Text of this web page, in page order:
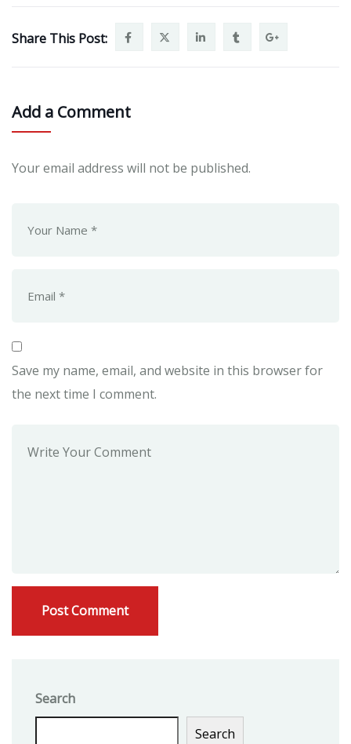
Share This Post:
Add a Comment
Your email address will not be published.
Save my name, email, and website in this browser for
the next time I comment.
Search
Search